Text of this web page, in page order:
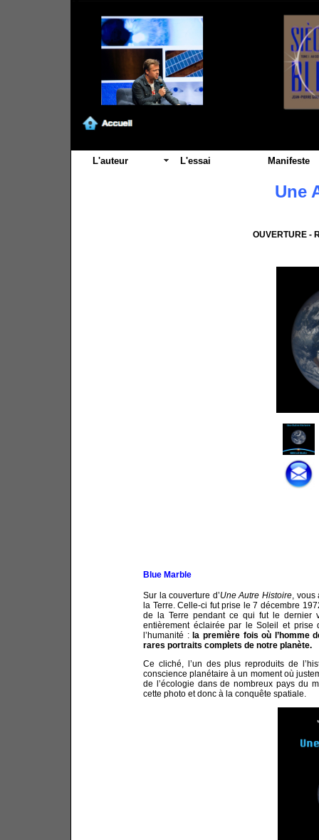
L'auteur L'essai Manifeste
Une
OUVERTURE -
Blue Marble
Sur la couverture d’Une Autre Histoire, vous
la Terre. Celle-ci fut prise le 7 décembre
de la Terre pendant ce qui fut le dernier
entièrement éclairée par le Soleil et prise
l’humanité : la première fois où l’homme
rares portraits complets de notre planète.
Ce cliché, l’un des plus reproduits de
conscience planétaire à un moment où
de l’écologie dans de nombreux pays du
cette photo et donc à la conquête spatiale.